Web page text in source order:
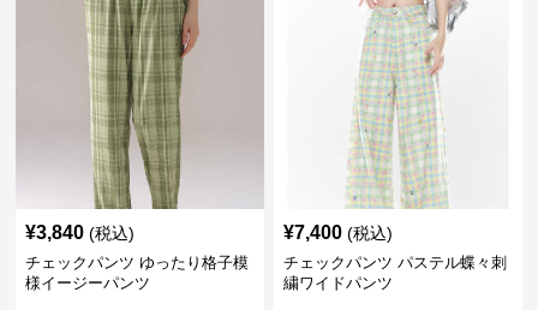
¥3,840 (税込)
チェックパンツ ゆったり格子模
様イージーパンツ
¥7,400 (税込)
チェックパンツ パステル蝶々刺
繍ワイドパンツ